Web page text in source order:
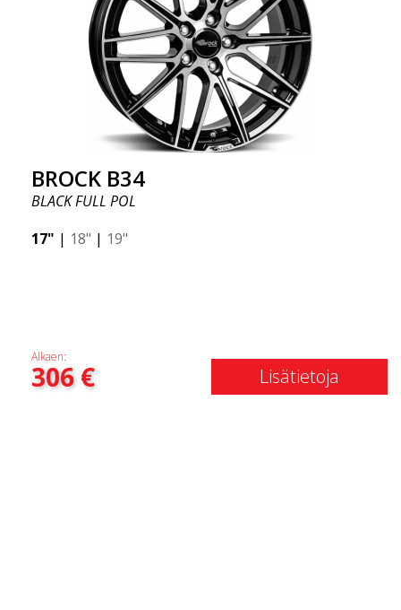
BROCK B34
BLACK FULL POL
17" | 18" | 19"
Alkaen:
306€ Lisätietoja